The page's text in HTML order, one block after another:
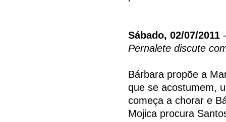
Sábado, 02/07/2011
Pernalete discute
Bárbara propõe a
que se acostumem,
começa a chorar e
Mojica procura